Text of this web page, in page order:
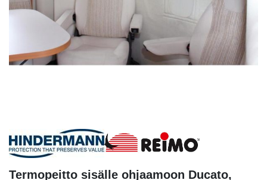
Termopeitto sisälle ohjaamoon Ducato,